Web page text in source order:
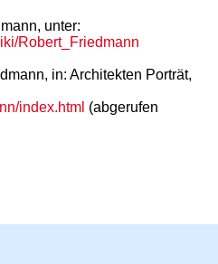
unter:
Robert_Friedmann
in: Architekten Porträt,
index.html (abgerufen